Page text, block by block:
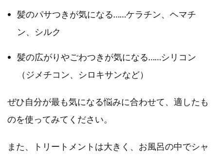
髪のパサつきが気になる……ケラチン、ヘマチ
ン、シルク
髪の広がりやごわつきが気になる……シリコン
（ジメチコン、シロキサンなど）
ぜひ自分が最も気になる悩みに合わせて、適したも
のを使ってみてください。
また、トリートメントは大きく、お風呂の中でシャ